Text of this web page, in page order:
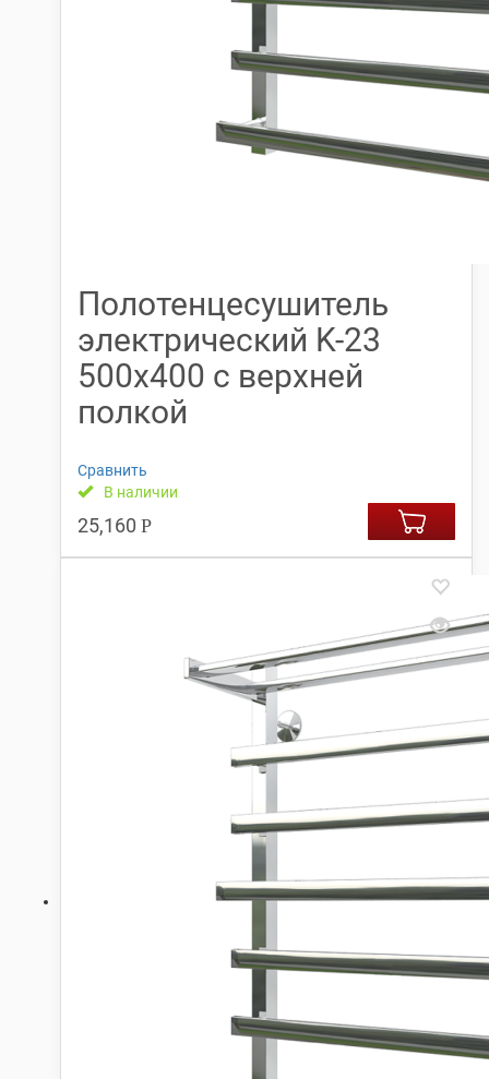
Полотенцесушитель
электрический K-23
500х400 с верхней
полкой
Сравнить
В наличии
25,160 Р